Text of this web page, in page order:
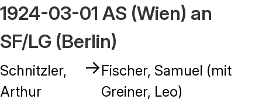
1924-03-01 AS (Wien) an
SF/LG (Berlin)
Schnitzler,
Arthur
→Fischer, Samuel (mit
Greiner, Leo)